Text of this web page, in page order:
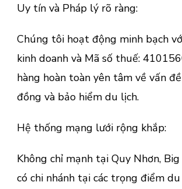
Uy tín và Pháp lý rõ ràng:
Chúng tôi hoạt động minh bạch
kinh doanh và Mã số thuế:
hàng hoàn toàn yên tâm về vấn
đồng và bảo hiểm du lịch.
Hệ thống mạng lưới rộng khắp:
Không chỉ mạnh tại Quy Nhơn,
có chi nhánh tại các trọng điểm